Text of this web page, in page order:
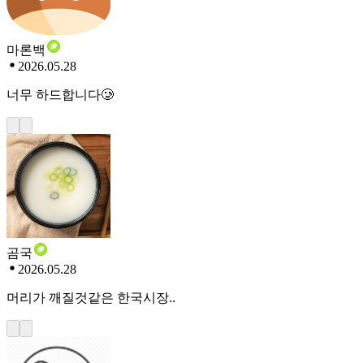
마론백
2026.05.28
너무 하드합니다🥲
곰국
2026.05.28
머리가 깨질것같은 한국시장..